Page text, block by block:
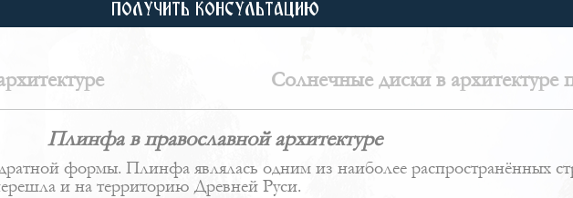
ПОЛУЧИТЬ КОНСУЛЬТАЦИЮ
Солнечные диски в архитектуре
Плинфа в православной архитектуре
формы. Плинфа являлась одним из наиболее распространённых
и на территорию Древней Руси.